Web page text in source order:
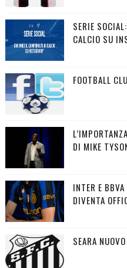
SERIE
CALCIO SU
FOOTBALL
DI MIKE
INTER E
DIVENTA
SEARA